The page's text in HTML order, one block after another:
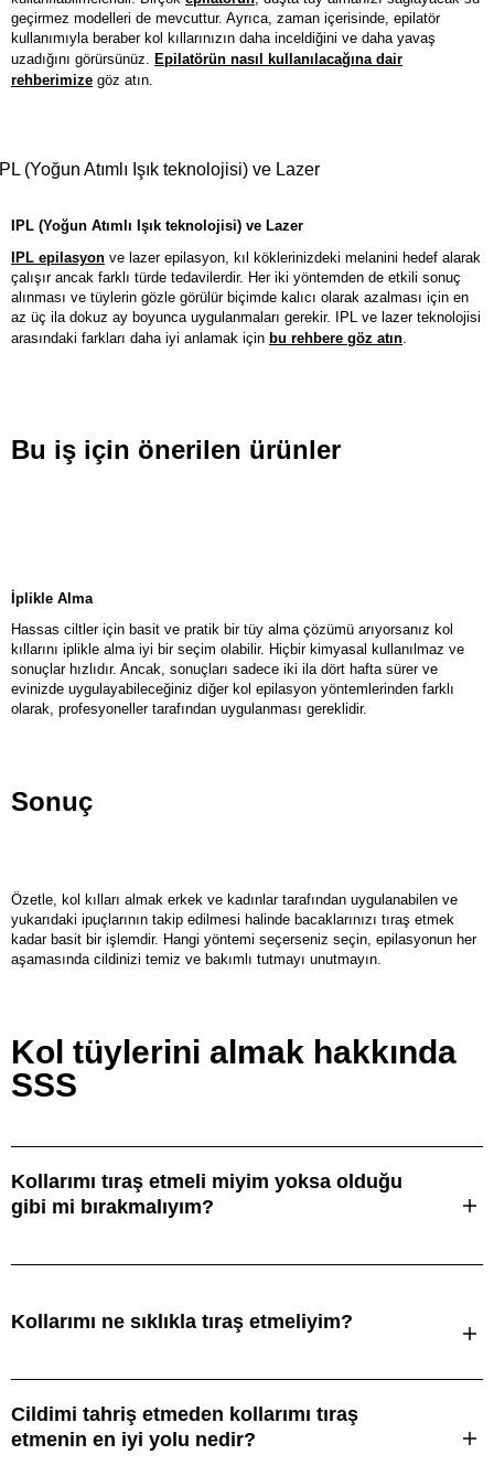
geçirmez modelleri de mevcuttur. Ayrıca, zaman içerisinde, epilatör
kullanımıyla beraber kol kıllarınızın daha inceldiğini ve daha yavaş
uzadığını görürsünüz. Epilatörün nasıl kullanılacağına dair
rehberimize göz atın.
(Yoğun Atımlı Işık teknolojisi) ve Lazer
IPL (Yoğun Atımlı Işık teknolojisi) ve Lazer
IPL epilasyon ve lazer epilasyon, kıl köklerinizdeki melanini hedef alarak
çalışır ancak farklı türde tedavilerdir. Her iki yöntemden de etkili sonuç
alınması ve tüylerin gözle görülür biçimde kalıcı olarak azalması için en
az üç ila dokuz ay boyunca uygulanmaları gerekir. IPL ve lazer teknolojisi
arasındaki farkları daha iyi anlamak için bu rehbere göz atın.
Bu iş için önerilen ürünler
İplikle Alma
Hassas ciltler için basit ve pratik bir tüy alma çözümü arıyorsanız kol
kıllarını iplikle alma iyi bir seçim olabilir. Hiçbir kimyasal kullanılmaz ve
sonuçlar hızlıdır. Ancak, sonuçları sadece iki ila dört hafta sürer ve
evinizde uygulayabileceğiniz diğer kol epilasyon yöntemlerinden farklı
olarak, profesyoneller tarafından uygulanması gereklidir.
Sonuç
Özetle, kol kılları almak erkek ve kadınlar tarafından uygulanabilen ve
yukarıdaki ipuçlarının takip edilmesi halinde bacaklarınızı tıraş etmek
kadar basit bir işlemdir. Hangi yöntemi seçerseniz seçin, epilasyonun her
aşamasında cildinizi temiz ve bakımlı tutmayı unutmayın.
Kol tüylerini almak hakkında
SSS
Kollarımı tıraş etmeli miyim yoksa olduğu
gibi mi bırakmalıyım?
Kollarımı ne sıklıkla tıraş etmeliyim?
Cildimi tahriş etmeden kollarımı tıraş
etmenin en iyi yolu nedir?